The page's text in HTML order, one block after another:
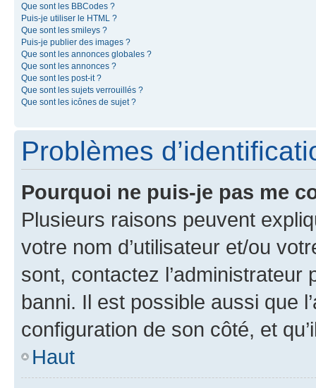
Que sont les BBCodes ?
Puis-je utiliser le HTML ?
Que sont les smileys ?
Puis-je publier des images ?
Que sont les annonces globales ?
Que sont les annonces ?
Que sont les post-it ?
Que sont les sujets verrouillés ?
Que sont les icônes de sujet ?
Problèmes
Pourquoi ne puis-je pas me
Plusieurs raisons peuvent
votre nom d’utilisateur et/ou
sont, contactez l’administrateur
banni. Il est possible aussi que
configuration de son côté, et
Haut